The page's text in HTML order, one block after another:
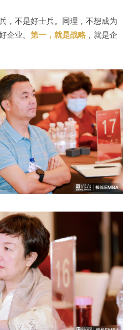
，不是好士兵。同理，不想成为
企业。 第一，就是战略，就是企